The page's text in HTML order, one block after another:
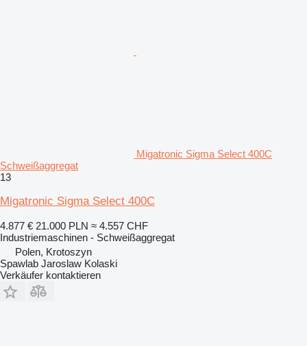
Migatronic Sigma Select 400C
Schweißaggregat
13
Migatronic Sigma Select 400C
4.877 € 21.000 PLN ≈ 4.557 CHF
Industriemaschinen - Schweißaggregat
Polen, Krotoszyn
Spawlab Jaroslaw Kolaski
Verkäufer kontaktieren